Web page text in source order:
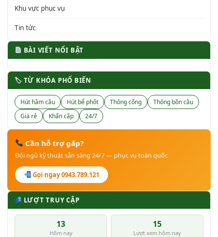
Khu vực phục vụ
Tin tức
BÀI VIẾT NỔI BẬT
🏷 TỪ KHÓA PHỔ BIẾN
Hút hầm cầu Hút bể phốt Thông cống
Thông bồn cầu
Giá rẻ
Khẩn cấp 24/7
Cần hỗ trợ gấp?
Đội ngũ kỹ thuật sẵn sàng 24/7 — phục vụ toàn quốc
Gọi ngay 0943.789.121
LƯỢT TRUY CẬP
13
Hôm nay
15
Lượt xem hôm nay